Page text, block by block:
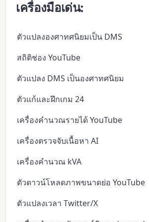
เครื่องมือเด่น:
ตัวแปลงองศาทศนิยมเป็น DMS
สถิติช่อง YouTube
ตัวแปลง DMS เป็นองศาทศนิยม
ตัวแก้และฝึกเกม 24
เครื่องคำนวณรายได้ YouTube
เครื่องตรวจจับเนื้อหา AI
เครื่องคำนวณ kVA
ตัวดาวน์โหลดภาพขนาดย่อ YouTube
ตัวแปลงเวลา Twitter/X